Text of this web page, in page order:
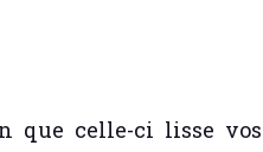
que celle-ci lisse vos